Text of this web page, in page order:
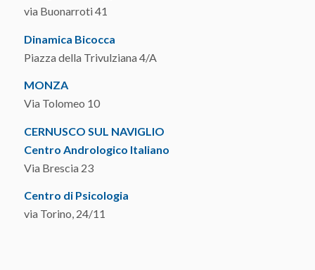
via Buonarroti 41
Dinamica Bicocca
Piazza della Trivulziana 4/A
MONZA
Via Tolomeo 10
CERNUSCO SUL NAVIGLIO
Centro Andrologico Italiano
Via Brescia 23
Centro di Psicologia
via Torino, 24/11